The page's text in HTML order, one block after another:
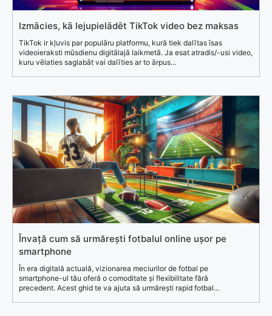
Izmācies, kā lejupielādēt TikTok video bez maksas
TikTok ir kļuvis par populāru platformu, kurā tiek dalītas īsas
videoieraksti mūsdienu digitālajā laikmetā. Ja esat atradis/-usi video,
kuru vēlaties saglabāt vai dalīties ar to ārpus...
Învață cum să urmărești fotbalul online ușor pe
smartphone
În era digitală actuală, vizionarea meciurilor de fotbal pe
smartphone-ul tău oferă o comoditate și flexibilitate fără
precedent. Acest ghid te va ajuta să urmărești rapid fotbal...